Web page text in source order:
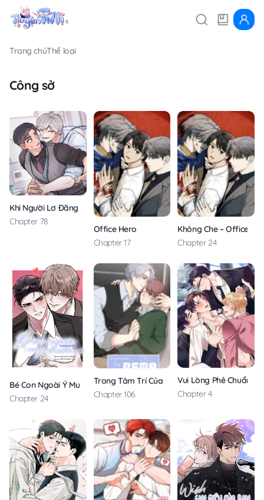
Trang chủThể loại
Công sở
Khi Người Lơ Đãng
Chapter 78
Office Hero
Chapter 17
Không Che – Office
Chapter 24
Bé Con Ngoài Ý Muốn
Chapter 24
Trong Tâm Trí Của Quý Ngài Beta
Chapter 106
Vui Lòng Phê Chuẩn
Chapter 4